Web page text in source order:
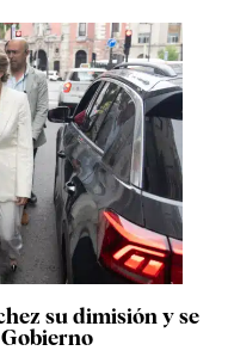
su dimisión y se